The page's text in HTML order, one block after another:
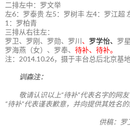
二排左中：罗文举
左6：罗泰贵 左5：罗树丰 左4：罗江超
1：罗柏青
三排从右往左：
罗卫、罗刚、罗勋、罗川 、 罗学怡、 罗
罗海燕（女）、罗奉、 待补、待补。
注：2014.10.26，摄于丰台总后北京基地
训森注：
敬请认识以上“待补”代表名字的网
“待补”代表谨表歉意，并向提供其姓名的
供稿：